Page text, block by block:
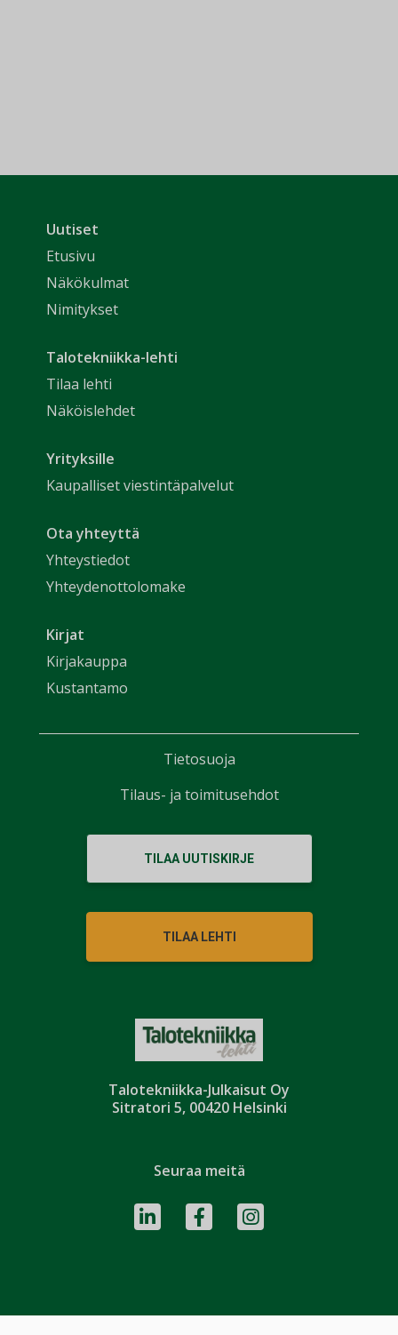
Talotekniikka-Julkaisut Oy
Sitratori 5, 00420 Helsinki
Uutiset
Etusivu
Näkökulmat
Nimitykset
Talotekniikka-lehti
Tilaa lehti
Näköislehdet
Yrityksille
Kaupalliset viestintäpalvelut
Ota yhteyttä
Yhteystiedot
Yhteydenottolomake
Kirjat
Kirjakauppa
Kustantamo
TILAA UUTISKIRJE
TILAA LEHTI
Seuraa meitä
Tietosuoja
Tilaus- ja toimitusehdot